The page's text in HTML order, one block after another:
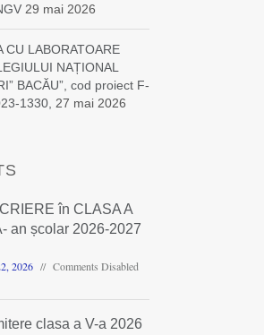
29 mai 2026
CU LABORATOARE
NAȚIONAL
BACĂU”, cod proiect F-
1330, 27 mai 2026
în CLASA A
an școlar 2026-2027
2026 Comments Disabled
clasa a V-a 2026